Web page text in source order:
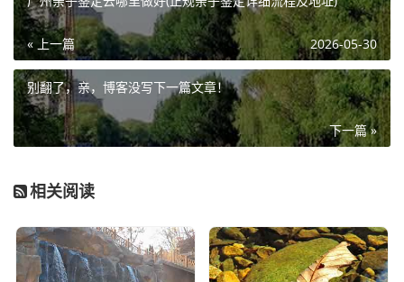
« 上一篇 2026-05-30
别翻了，亲，博客没写下一篇文章！
下一篇 »
相关阅读